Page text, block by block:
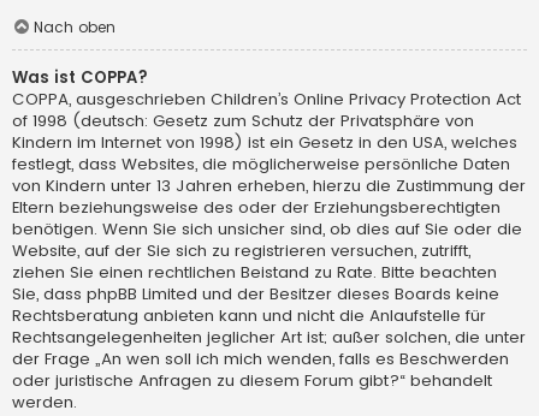
Nach oben
Was ist COPPA?
COPPA, ausgeschrieben Children’s Online Privacy Protection Act
of 1998 (deutsch: Gesetz zum Schutz der Privatsphäre von
Kindern im Internet von 1998) ist ein Gesetz in den USA, welches
festlegt, dass Websites, die möglicherweise persönliche Daten
von Kindern unter 13 Jahren erheben, hierzu die Zustimmung der
Eltern beziehungsweise des oder der Erziehungsberechtigten
benötigen. Wenn Sie sich unsicher sind, ob dies auf Sie oder die
Website, auf der Sie sich zu registrieren versuchen, zutrifft,
ziehen Sie einen rechtlichen Beistand zu Rate. Bitte beachten
Sie, dass phpBB Limited und der Besitzer dieses Boards keine
Rechtsberatung anbieten kann und nicht die Anlaufstelle für
Rechtsangelegenheiten jeglicher Art ist; außer solchen, die unter
der Frage „An wen soll ich mich wenden, falls es Beschwerden
oder juristische Anfragen zu diesem Forum gibt?“ behandelt
werden.